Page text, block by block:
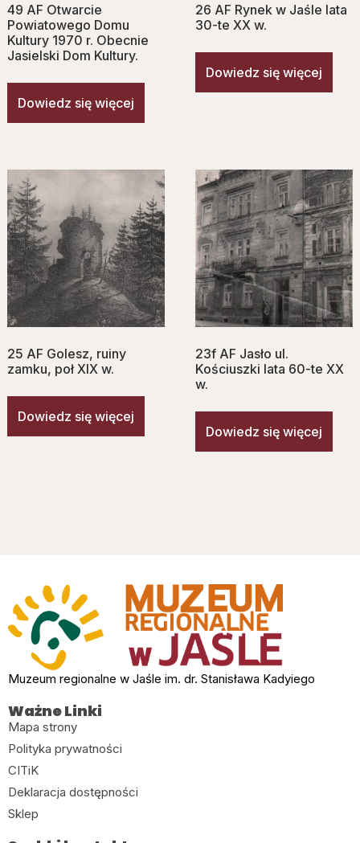
49 AF Otwarcie
Powiatowego Domu
Kultury 1970 r. Obecnie
Jasielski Dom Kultury.
Dowiedz się więcej
26 AF Rynek w Jaśle lata
30-te XX w.
Dowiedz się więcej
25 AF Golesz, ruiny
zamku, poł XIX w.
Dowiedz się więcej
23f AF Jasło ul.
Kościuszki lata 60-te XX
w.
Dowiedz się więcej
Muzeum regionalne w Jaśle im. dr. Stanisława Kadyiego
Ważne Linki
Mapa strony
Polityka prywatności
CITiK
Deklaracja dostępności
Sklep